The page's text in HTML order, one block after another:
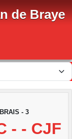
de Braye
- 3
- - CJF